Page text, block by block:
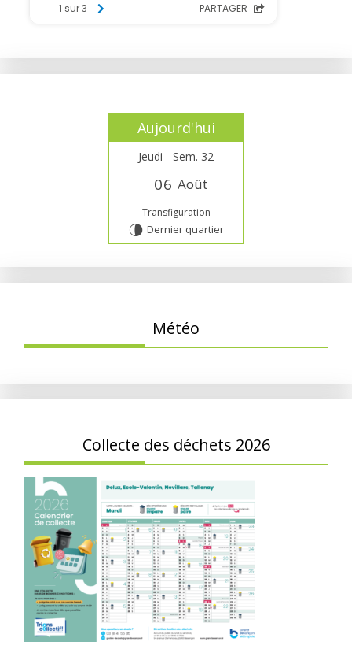
Aujourd'hui
Jeudi - Sem. 32
06 Août
Transfiguration
U Dernier quartier
Météo
Collecte des déchets 2026